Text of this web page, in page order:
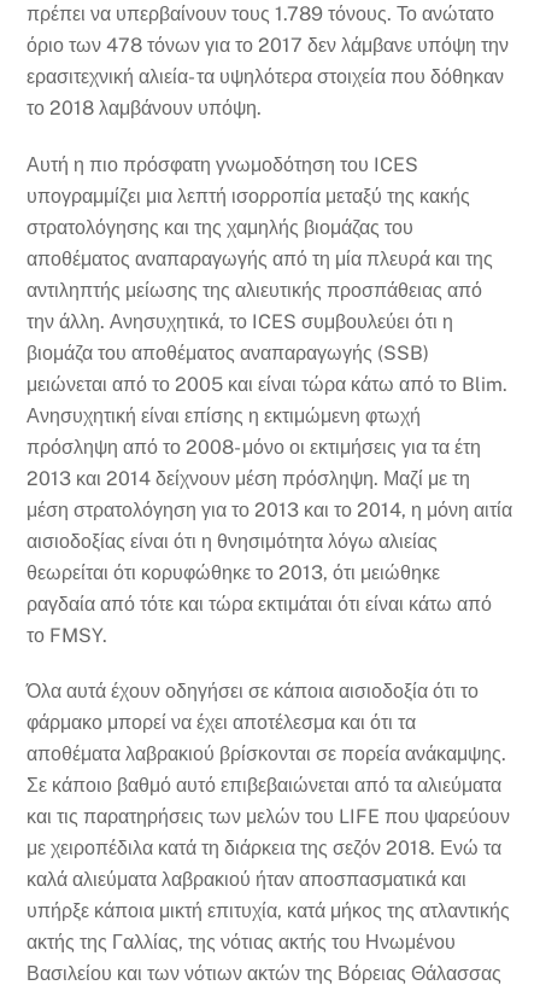
πρέπει να υπερβαίνουν τους 1.789 τόνους. Το ανώτατο
όριο των 478 τόνων για το 2017 δεν λάμβανε υπόψη την
ερασιτεχνική αλιεία- τα υψηλότερα στοιχεία που δόθηκαν
το 2018 λαμβάνουν υπόψη.
Αυτή η πιο πρόσφατη γνωμοδότηση του ICES
υπογραμμίζει μια λεπτή ισορροπία μεταξύ της κακής
στρατολόγησης και της χαμηλής βιομάζας του
αποθέματος αναπαραγωγής από τη μία πλευρά και της
αντιληπτής μείωσης της αλιευτικής προσπάθειας από
την άλλη. Ανησυχητικά, το ICES συμβουλεύει ότι η
βιομάζα του αποθέματος αναπαραγωγής (SSB)
μειώνεται από το 2005 και είναι τώρα κάτω από το Blim.
Ανησυχητική είναι επίσης η εκτιμώμενη φτωχή
πρόσληψη από το 2008- μόνο οι εκτιμήσεις για τα έτη
2013 και 2014 δείχνουν μέση πρόσληψη. Μαζί με τη
μέση στρατολόγηση για το 2013 και το 2014, η μόνη αιτία
αισιοδοξίας είναι ότι η θνησιμότητα λόγω αλιείας
θεωρείται ότι κορυφώθηκε το 2013, ότι μειώθηκε
ραγδαία από τότε και τώρα εκτιμάται ότι είναι κάτω από
το FMSY.
Όλα αυτά έχουν οδηγήσει σε κάποια αισιοδοξία ότι το
φάρμακο μπορεί να έχει αποτέλεσμα και ότι τα
αποθέματα λαβρακιού βρίσκονται σε πορεία ανάκαμψης.
Σε κάποιο βαθμό αυτό επιβεβαιώνεται από τα αλιεύματα
και τις παρατηρήσεις των μελών του LIFE που ψαρεύουν
με χειροπέδιλα κατά τη διάρκεια της σεζόν 2018. Ενώ τα
καλά αλιεύματα λαβρακιού ήταν αποσπασματικά και
υπήρξε κάποια μικτή επιτυχία, κατά μήκος της ατλαντικής
ακτής της Γαλλίας, της νότιας ακτής του Ηνωμένου
Βασιλείου και των νότιων ακτών της Βόρειας Θάλασσας